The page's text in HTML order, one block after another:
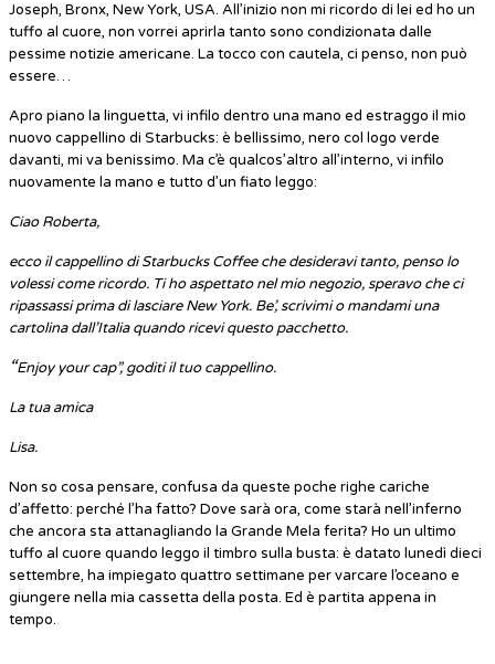
Joseph, Bronx, New York, USA. All’inizio non mi ricordo di lei ed ho un
tuffo al cuore, non vorrei aprirla tanto sono condizionata dalle
pessime notizie americane. La tocco con cautela, ci penso, non può
essere…
Apro piano la linguetta, vi infilo dentro una mano ed estraggo il mio
nuovo cappellino di Starbucks: è bellissimo, nero col logo verde
davanti, mi va benissimo. Ma c’è qualcos’altro all’interno, vi infilo
nuovamente la mano e tutto d’un fiato leggo:
Ciao Roberta,
ecco il cappellino di Starbucks Coffee che desideravi tanto, penso lo
volessi come ricordo. Ti ho aspettato nel mio negozio, speravo che ci
ripassassi prima di lasciare New York. Be’, scrivimi o mandami una
cartolina dall’Italia quando ricevi questo pacchetto.
“Enjoy your cap”, goditi il tuo cappellino.
La tua amica
Lisa.
Non so cosa pensare, confusa da queste poche righe cariche
d’affetto: perché l’ha fatto? Dove sarà ora, come starà nell’inferno
che ancora sta attanagliando la Grande Mela ferita? Ho un ultimo
tuffo al cuore quando leggo il timbro sulla busta: è datato lunedì dieci
settembre, ha impiegato quattro settimane per varcare l’oceano e
giungere nella mia cassetta della posta. Ed è partita appena in
tempo.